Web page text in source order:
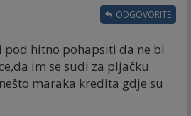
pod hitno pohapsiti da ne bi
im se sudi za pljačku
maraka kredita gdje su
ODGOVORITE